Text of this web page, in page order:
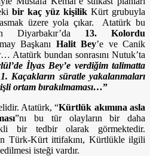
bir kaç yüz kişilik Kürt grubuyla
üzere yola çıkar. Atatürk bu
Diyarbakır’da 13. Kolordu
Başkanı Halit Bey’e ve Canik
Atatürk bundan sonrasını Nutuk’ta
İlyas Bey’e verdiğim talimatta
Kaçakların süratle yakalanmaları
ortam bırakılmaması…”
Atatürk, “Kürtlük akımına asla
”nı bu tür olayların bir daha
bir tedbir olarak görmektedir.
Türk-Kürt ittifakını, Kürtlükle ilgili
isteği vardır.